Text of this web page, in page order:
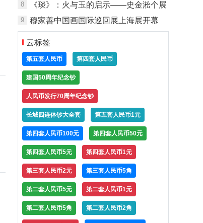
8 《琰》：火与玉的启示——史金淞个展
9 穆家善中国画国际巡回展上海展开幕
云标签
第五套人民币 第四套人民币
建国50周年纪念钞
人民币发行70周年纪念钞
长城四连体钞大全套 第五套人民币1元
第四套人民币100元 第四套人民币50元
第四套人民币5元 第四套人民币1元
第三套人民币2元 第三套人民币5角
第二套人民币5元 第二套人民币1元
第二套人民币5角 第二套人民币2角